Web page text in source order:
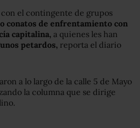
el contingente de grupos
conatos de enfrentamiento con
capitalina, a quienes les han
petardos, reporta el diario
a lo largo de la calle 5 de Mayo
la columna que se dirige